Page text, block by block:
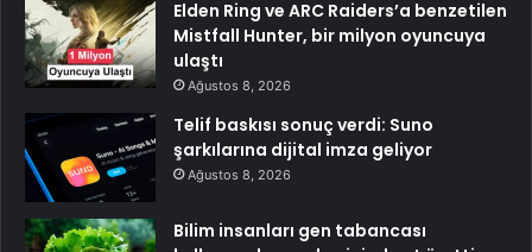
Elden Ring ve ARC Raiders’a benzetilen
Mistfall Hunter, bir milyon oyuncuya
ulaştı
Ağustos 8, 2026
Telif baskısı sonuç verdi: Suno
şarkılarına dijital imza geliyor
Ağustos 8, 2026
Bilim insanları gen tabancası